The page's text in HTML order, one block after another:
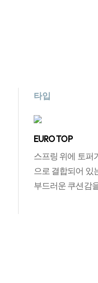
타입
EURO TOP
스프링 위에 토퍼
으로 결합되어 있
부드러운 쿠션감